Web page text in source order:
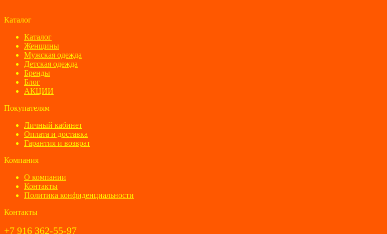
Каталог
Каталог
Женщины
Мужская одежда
Детская одежда
Бренды
Блог
АКЦИИ
Покупателям
Личный кабинет
Оплата и доставка
Гарантия и возврат
Компания
О компании
Контакты
Политика конфиденциальности
Контакты
+7 916 362-55-97